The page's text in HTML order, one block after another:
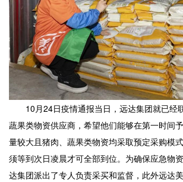
10月24日疫情通报当日，远达集团就已经
蔬果类物资供应商，希望他们能够在第一时间
量较大且猪肉、蔬果类物资均采取预定采购模
须等到次日凌晨才可全部到位。为确保应急物
达集团派出了专人负责采买和监督，此外远达